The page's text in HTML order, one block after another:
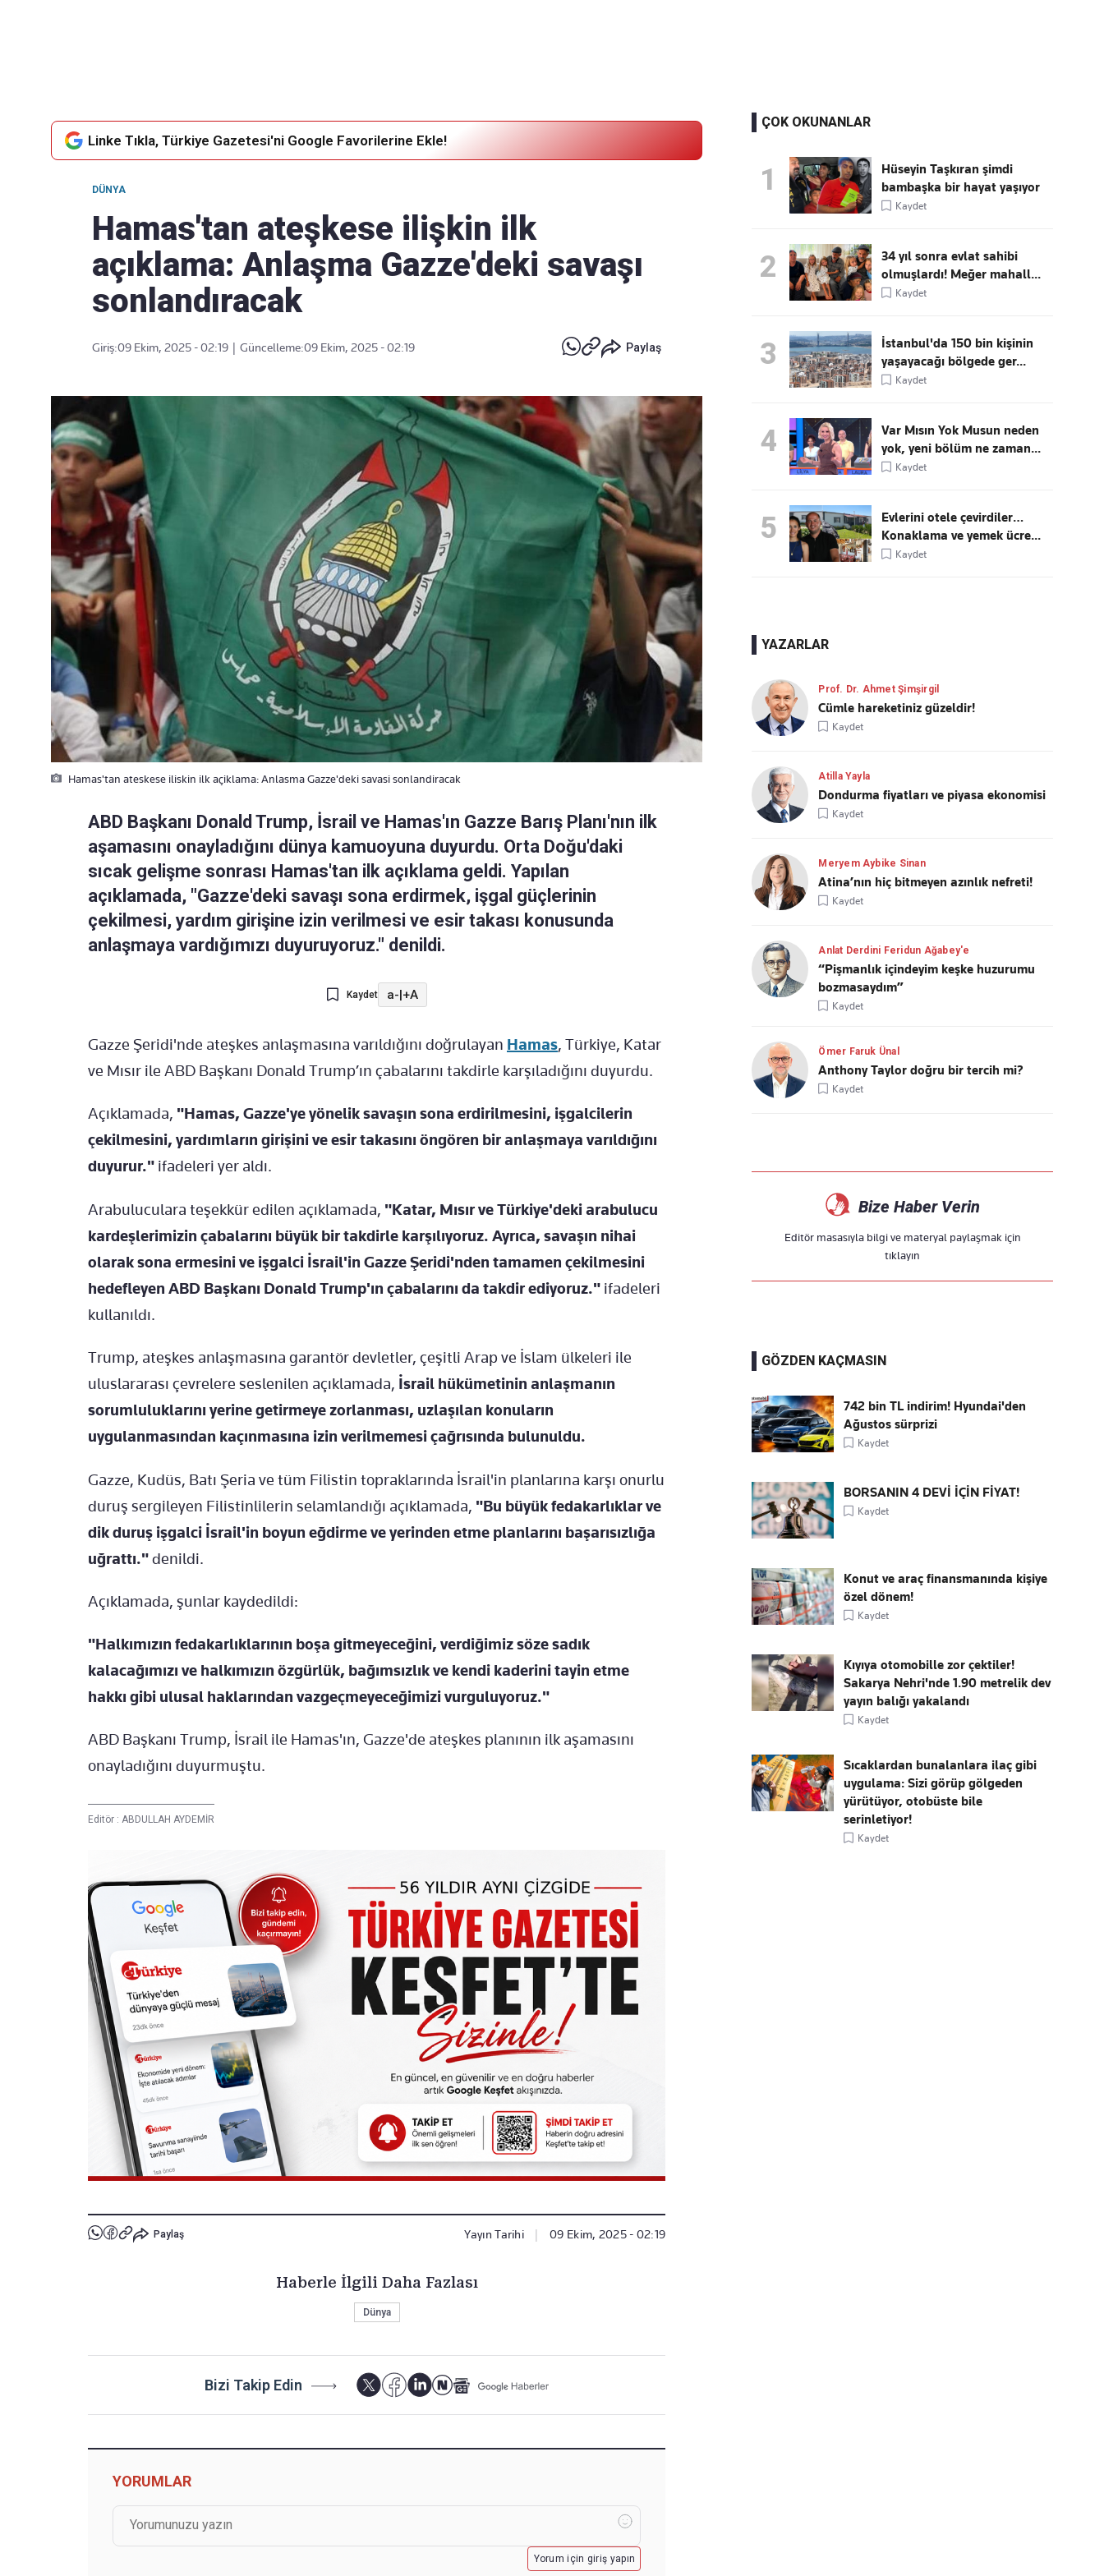
Linke Tıkla, Türkiye Gazetesi'ni Google Favorilerine Ekle!
DÜNYA
Hamas'tan ateşkese ilişkin ilk
açıklama: Anlaşma Gazze'deki savaşı
sonlandıracak
Giriş:09 Ekim, 2025 - 02:19 Güncelleme:09 Ekim, 2025 - 02:19 Paylaş
Hamas'tan ateskese iliskin ilk açiklama: Anlasma Gazze'deki savasi sonlandiracak
ABD Başkanı Donald Trump, İsrail ve Hamas'ın Gazze Barış Planı'nın ilk
aşamasını onayladığını dünya kamuoyuna duyurdu. Orta Doğu'daki
sıcak gelişme sonrası Hamas'tan ilk açıklama geldi. Yapılan
açıklamada, "Gazze'deki savaşı sona erdirmek, işgal güçlerinin
çekilmesi, yardım girişine izin verilmesi ve esir takası konusunda
anlaşmaya vardığımızı duyuruyoruz." denildi.
Kaydet a-|+A
Gazze Şeridi'nde ateşkes anlaşmasına varıldığını doğrulayan Hamas, Türkiye, Katar
ve Mısır ile ABD Başkanı Donald Trump’ın çabalarını takdirle karşıladığını duyurdu.
Açıklamada, "Hamas, Gazze'ye yönelik savaşın sona erdirilmesini, işgalcilerin
çekilmesini, yardımların girişini ve esir takasını öngören bir anlaşmaya varıldığını
duyurur." ifadeleri yer aldı.
Arabuluculara teşekkür edilen açıklamada, "Katar, Mısır ve Türkiye'deki arabulucu
kardeşlerimizin çabalarını büyük bir takdirle karşılıyoruz. Ayrıca, savaşın nihai
olarak sona ermesini ve işgalci İsrail'in Gazze Şeridi'nden tamamen çekilmesini
hedefleyen ABD Başkanı Donald Trump'ın çabalarını da takdir ediyoruz." ifadeleri
kullanıldı.
Trump, ateşkes anlaşmasına garantör devletler, çeşitli Arap ve İslam ülkeleri ile
uluslararası çevrelere seslenilen açıklamada, İsrail hükümetinin anlaşmanın
sorumluluklarını yerine getirmeye zorlanması, uzlaşılan konuların
uygulanmasından kaçınmasına izin verilmemesi çağrısında bulunuldu.
Gazze, Kudüs, Batı Şeria ve tüm Filistin topraklarında İsrail'in planlarına karşı onurlu
duruş sergileyen Filistinlilerin selamlandığı açıklamada, "Bu büyük fedakarlıklar ve
dik duruş işgalci İsrail'in boyun eğdirme ve yerinden etme planlarını başarısızlığa
uğrattı."denildi.
Açıklamada, şunlar kaydedildi:
"Halkımızın fedakarlıklarının boşa gitmeyeceğini, verdiğimiz söze sadık
kalacağımızı ve halkımızın özgürlük, bağımsızlık ve kendi kaderini tayin etme
hakkı gibi ulusal haklarından vazgeçmeyeceğimizi vurguluyoruz."
ABD Başkanı Trump, İsrail ile Hamas'ın, Gazze'de ateşkes planının ilk aşamasını
onayladığını duyurmuştu.
Editör : ABDULLAH AYDEMİR
Paylaş Yayın Tarihi 09 Ekim, 2025 - 02:19
Haberle İlgili Daha Fazlası
Dünya
Bizi Takip Edin
YORUMLAR
Yorum için giriş yapın
ÇOK OKUNANLAR
1
Hüseyin Taşkıran şimdi
bambaşka bir hayat yaşıyor
Kaydet
2
34 yıl sonra evlat sahibi
olmuşlardı! Meğer mahall...
Kaydet
3
İstanbul'da 150 bin kişinin
yaşayacağı bölgede ger...
Kaydet
4
Var Mısın Yok Musun neden
yok, yeni bölüm ne zaman...
Kaydet
5
Evlerini otele çevirdiler…
Konaklama ve yemek ücre...
Kaydet
YAZARLAR
Prof. Dr. Ahmet Şimşirgil
Cümle hareketiniz güzeldir!
Kaydet
Atilla Yayla
Dondurma fiyatları ve piyasa ekonomisi
Kaydet
Meryem Aybike Sinan
Atina’nın hiç bitmeyen azınlık nefreti!
Kaydet
Anlat Derdini Feridun Ağabey'e
“Pişmanlık içindeyim keşke huzurumu
bozmasaydım”
Kaydet
Ömer Faruk Ünal
Anthony Taylor doğru bir tercih mi?
Kaydet
Bize Haber Verin
Editör masasıyla bilgi ve materyal paylaşmak için
tıklayın
GÖZDEN KAÇMASIN
742 bin TL indirim! Hyundai'den
Ağustos sürprizi
Kaydet
BORSANIN 4 DEVİ İÇİN FİYAT!
Kaydet
Konut ve araç finansmanında kişiye
özel dönem!
Kaydet
Kıyıya otomobille zor çektiler!
Sakarya Nehri'nde 1.90 metrelik dev
yayın balığı yakalandı
Kaydet
Sıcaklardan bunalanlara ilaç gibi
uygulama: Sizi görüp gölgeden
yürütüyor, otobüste bile
serinletiyor!
Kaydet